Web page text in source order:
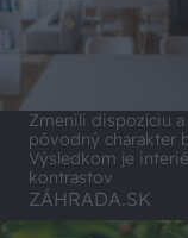
Zmenili dispozíciu
pôvodný charakter
Výsledkom je
kontrastov
ZÁHRADA.SK